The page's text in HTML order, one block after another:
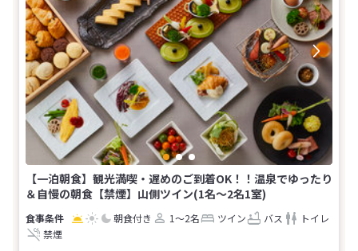
【一泊朝食】観光満喫・遅めのご到着OK！！温泉でゆったり
＆自慢の朝食【禁煙】山側ツイン(1名～2名1室)
朝食付き 1～2名 ツイン バス
トイレ
禁煙